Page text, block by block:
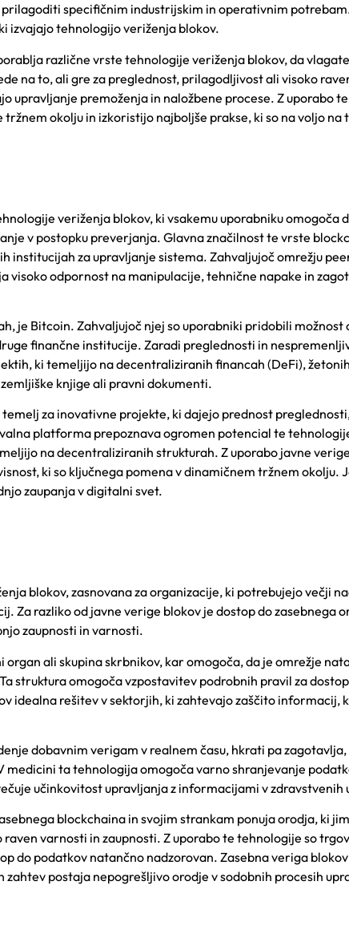
specifičnim industrijskim in operativnim
izvajajo tehnologijo veriženja blokov.
različne vrste tehnologije veriženja blokov, da
na to, ali gre za preglednost, prilagodljivost ali visoko
upravljanje premoženja in naložbene procese. Z uporabo
okolju in izkoristijo najboljše prakse, ki so na voljo na
veriženja blokov, ki vsakemu uporabniku omogoča
v postopku preverjanja. Glavna značilnost te vrste
institucijah za upravljanje sistema. Zahvaljujoč omrežju
visoko odpornost na manipulacije, tehnične napake in
je Bitcoin. Zahvaljujoč njej so uporabniki pridobili možnost
finančne institucije. Zaradi preglednosti in
ki temeljijo na decentraliziranih financah (DeFi),
knjige ali pravni dokumenti.
za inovativne projekte, ki dajejo prednost
platforma prepoznava ogromen potencial te
na decentraliziranih strukturah. Z uporabo javne
ki so ključnega pomena v dinamičnem tržnem okolju.
zaupanja v digitalni svet.
blokov, zasnovana za organizacije, ki potrebujejo večji
Za razliko od javne verige blokov je dostop do zasebnega
zaupnosti in varnosti.
ali skupina skrbnikov, kar omogoča, da je omrežje
struktura omogoča vzpostavitev podrobnih pravil za
idealna rešitev v sektorjih, ki zahtevajo zaščito informacij,
dobavnim verigam v realnem času, hkrati pa
ta tehnologija omogoča varno shranjevanje
učinkovitost upravljanja z informacijami v zdravstvenih
blockchaina in svojim strankam ponuja orodja, ki
varnosti in zaupnosti. Z uporabo te tehnologije so
do podatkov natančno nadzorovan. Zasebna veriga
postaja nepogrešljivo orodje v sodobnih procesih